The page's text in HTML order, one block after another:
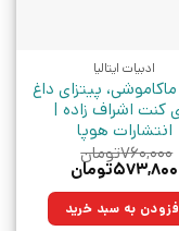
ادبیات ایتالیا
پیتزای داغ
کنت اشراف زاده |
انتشارات هوپا
۷۶۰,۰۰۰تومان
قیمت
۷۶۰,۰۰۰تومان
بود.
۵۷۳,۸۰۰تومان
۵۷۳,۸۰۰تومان.به سبد خرید